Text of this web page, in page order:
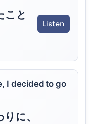
こと
Listen
I decided to go
に、